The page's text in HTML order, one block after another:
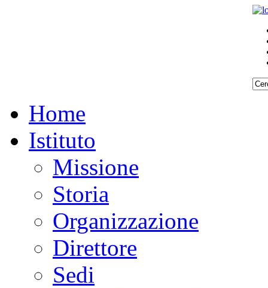
Home
Istituto
Missione
Storia
Organizzazione
Direttore
Sedi